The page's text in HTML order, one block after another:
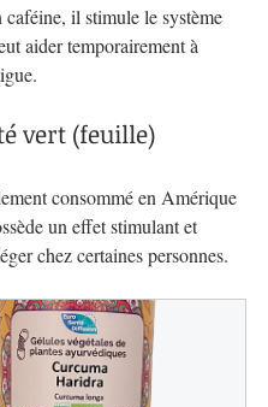
caféine, il stimule le système
aider temporairement à
vert (feuille)
consommé en Amérique
un effet stimulant et
chez certaines personnes.